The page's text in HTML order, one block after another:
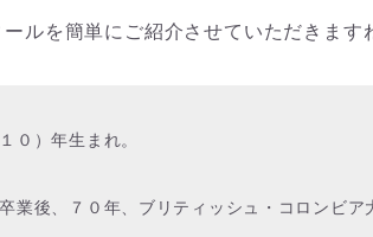
ルを簡単にご紹介させていただきます
０）年生まれ。
業後、７０年、ブリティッシュ・コロンビア